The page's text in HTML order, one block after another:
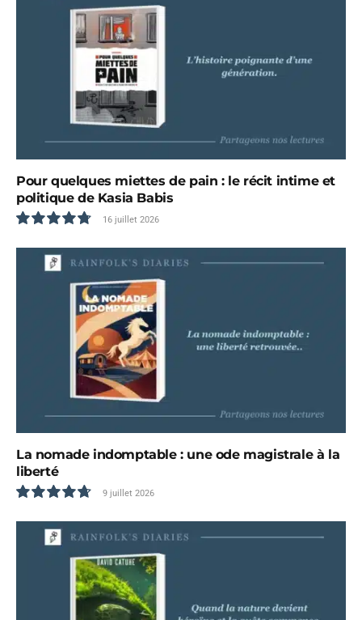
Pour quelques miettes de pain : le récit intime et
politique de Kasia Babis
9.6
16 juillet 2026
La nomade indomptable : une ode magistrale à la
liberté
9.5
9 juillet 2026